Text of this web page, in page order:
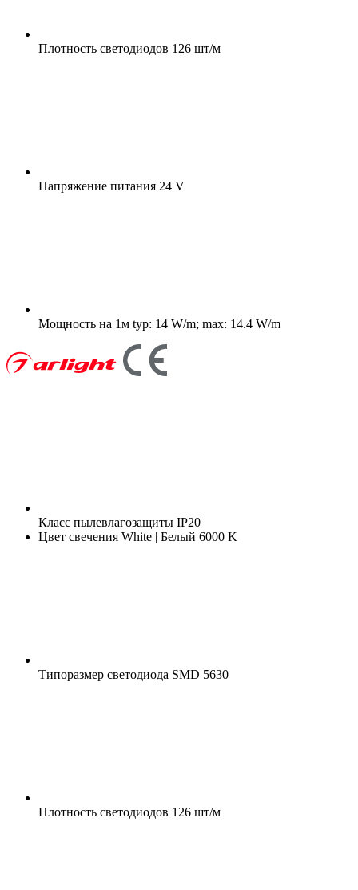
Плотность светодиодов 126 шт/м
Напряжение питания 24 V
Мощность на 1м typ: 14 W/m; max: 14.4 W/m
Класс пылевлагозащиты IP20
Цвет свечения White | Белый 6000 K
Типоразмер светодиода SMD 5630
Плотность светодиодов 126 шт/м